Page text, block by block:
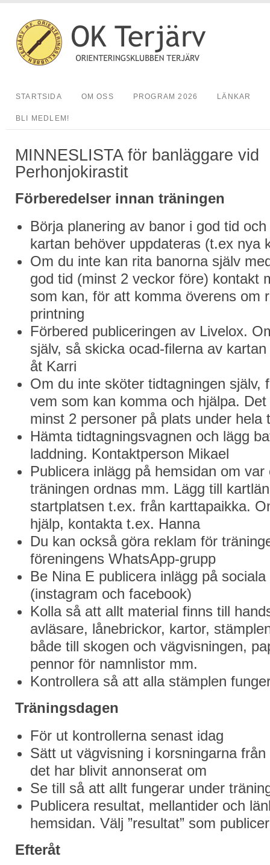
STARTSIDA OM OSS PROGRAM 2026 LÄNKAR
BLI MEDLEM!
MINNESLISTA för banläggare vid
Perhonjokirastit
Förberedelser innan träningen
Börja planering av banor i god tid
kartan behöver uppdateras (t.ex nya
Om du inte kan rita banorna själv
god tid (minst 2 veckor före) kontakt
som kan, för att komma överens om
printning
Förbered publiceringen av Livelox.
själv, så skicka ocad-filerna av
åt Karri
Om du inte sköter tidtagningen själv,
vem som kan komma och hjälpa.
minst 2 personer på plats under hela
Hämta tidtagningsvagnen och lägg
laddning. Kontaktperson Mikael
Publicera inlägg på hemsidan om var
träningen ordnas mm. Lägg till
startplatsen t.ex. från karttapaikka.
hjälp, kontakta t.ex. Hanna
Du kan också göra reklam för
föreningens WhatsApp-grupp
Be Nina E publicera inlägg på sociala
(instagram och facebook)
Kolla så att allt material finns till
avläsare, lånebrickor, kartor,
både till skogen och vägvisningen,
pennor för namnlistor mm.
Kontrollera så att alla stämplen
Träningsdagen
För ut kontrollerna senast idag
Sätt ut vägvisning i korsningarna
det har blivit annonserat om
Se till så att allt fungerar under
Publicera resultat, mellantider och
hemsidan. Välj ”resultat” som
Efteråt